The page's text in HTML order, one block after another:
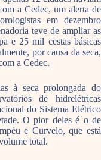
a Cedec, um alerta de
em dezembro
teve de ampliar as
e 25 mil cestas básicas
por causa da seca,
a Cedec.
à seca prolongada do
de hidrelétricas
do Sistema Elétrico
O pior deles é o de
e Curvelo, que está
total.